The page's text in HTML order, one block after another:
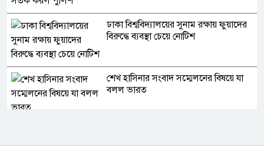
ঢাকা বিশ্ববিদ্যালয়ের সুনাম রক্ষায় ফুয়াদের
বিরুদ্ধে ব্যবস্থা চেয়ে নোটিশ
শেখ হাসিনার সংবাদ সম্মেলনের বিষয়ে যা
বলল ভারত
শক্তিশালী হবে: স্থানীয় সরকার মন্ত্রী